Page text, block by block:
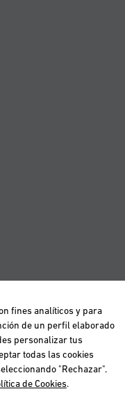
fines analíticos y para
de un perfil elaborado
personalizar tus
todas las cookies
"Rechazar".
de Cookies.